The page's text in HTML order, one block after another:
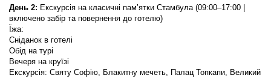
День 2: Екскурсія на класичні пам’ятки Стамбула (09:00–17:00 |
включено забір та повернення до готелю)
Їжа:
Сніданок в готелі
Обід на турі
Вечеря на круїзі
Екскурсія: Святу Софію, Блакитну мечеть, Палац Топкапи, Великий